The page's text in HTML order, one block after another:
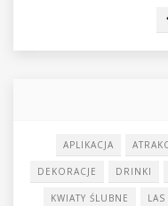
APLIKACJA
DEKORACJE DRINKI
KWIATY ŚLUBNE LAS